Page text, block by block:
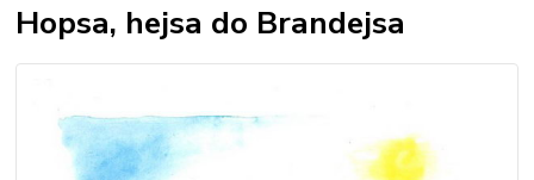
Hopsa, hejsa do Brandejsa